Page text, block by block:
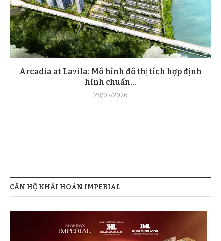
Arcadia at Lavila: Mô hình đô thị tích hợp định
hình chuẩn...
28/07/2026
CĂN HỘ KHẢI HOÀN IMPERIAL